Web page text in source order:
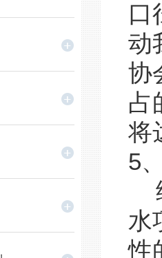
口
动
协
占
将
5
水
性